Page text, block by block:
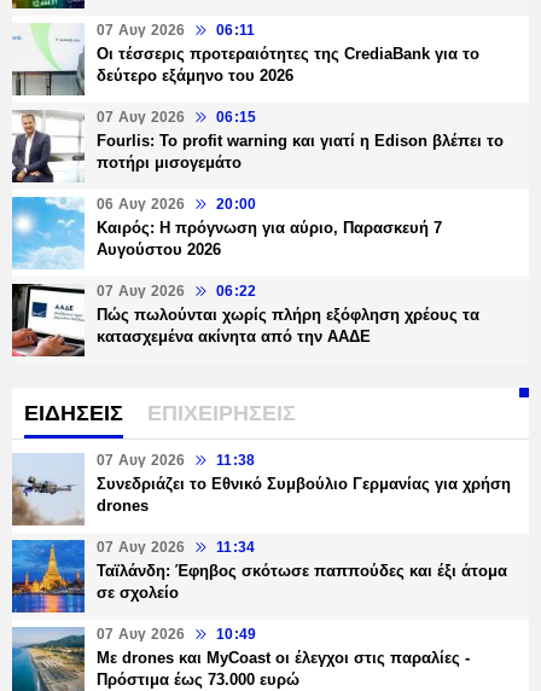
07 Αυγ 2026 06:11
Οι τέσσερις προτεραιότητες της CrediaBank για το
δεύτερο εξάμηνο του 2026
07 Αυγ 2026 06:15
Fourlis: Το profit warning και γιατί η Edison βλέπει το
ποτήρι μισογεμάτο
06 Αυγ 2026 20:00
Καιρός: Η πρόγνωση για αύριο, Παρασκευή 7
Αυγούστου 2026
07 Αυγ 2026 06:22
Πώς πωλούνται χωρίς πλήρη εξόφληση χρέους τα
κατασχεμένα ακίνητα από την ΑΑΔΕ
ΕΙΔΗΣΕΙΣ ΕΠΙΧΕΙΡΗΣΕΙΣ
07 Αυγ 2026 11:38
Συνεδριάζει το Εθνικό Συμβούλιο Γερμανίας για χρήση
drones
07 Αυγ 2026 11:34
Ταϊλάνδη: Έφηβος σκότωσε παππούδες και έξι άτομα
σε σχολείο
07 Αυγ 2026 10:49
Με drones και MyCoast οι έλεγχοι στις παραλίες -
Πρόστιμα έως 73.000 ευρώ